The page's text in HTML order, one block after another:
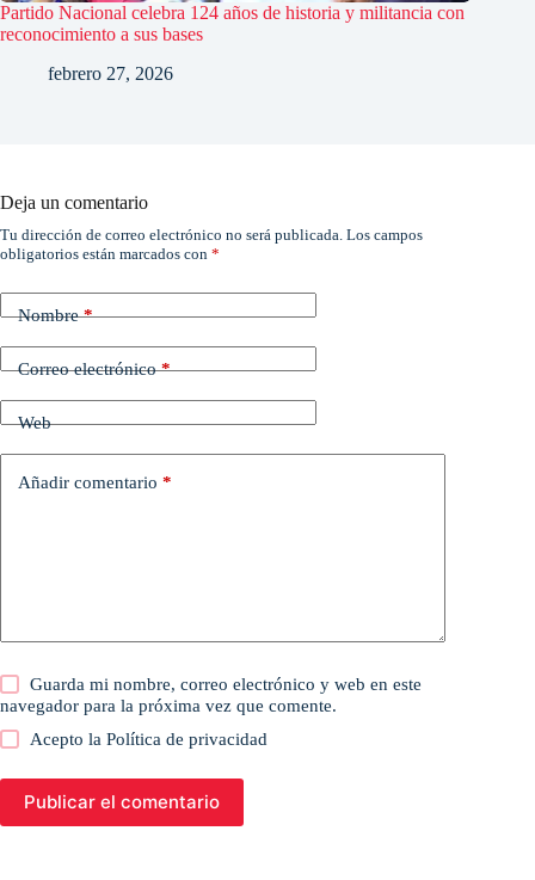
Partido Nacional celebra 124 años de historia y militancia con
reconocimiento a sus bases
febrero 27, 2026
Deja un comentario
Tu dirección de correo electrónico no será publicada. Los campos
obligatorios están marcados con *
Nombre*
Correo electrónico*
Web
Añadir comentario *
Guarda mi nombre, correo electrónico y web en este
navegador para la próxima vez que comente.
Acepto laPolítica de privacidad
Publicar el comentario